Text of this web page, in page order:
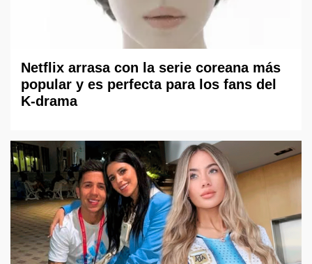
Netflix arrasa con la serie coreana más
popular y es perfecta para los fans del
K-drama